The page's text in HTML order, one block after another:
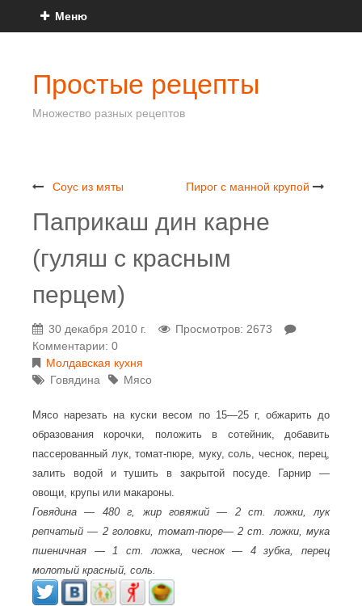
Меню
Простые рецепты
Множество разных рецептов
Соус из мяты Пирог с манной крупой
Паприкаш дин карне
(гуляш с красным
перцем)
30 декабря 2010 г.
Просмотров: 2673
Комментарии: 0
Молдавская кухня
Говядина
Мясо
Мясо нарезать на куски весом по 15—25 г, обжарить до
образования корочки, положить в сотейник, добавить
пассерованный лук, томат-пюре, муку, соль, чеснок, перец,
залить водой и тушить в закрытой посуде. Гарнир —
овощи, крупы или макароны.
Говядина — 480 г, жир говяжий — 2 ст. ложки, лук
репчатый — 2 головки, томат-пюре— 2 ст. ложки, мука
пшеничная — 1 ст. ложка, чеснок — 4 зубка, перец
молотый красный, соль.